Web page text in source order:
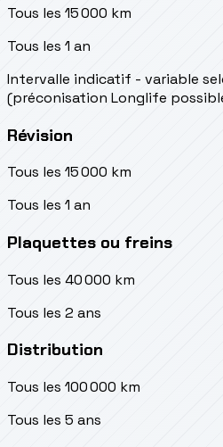
Tous les 15 000 km
Tous les 1 an
Intervalle indicatif - variable
(préconisation Longlife
Révision
Tous les 15 000 km
Tous les 1 an
Plaquettes ou freins
Tous les 40 000 km
Tous les 2 ans
Distribution
Tous les 100 000 km
Tous les 5 ans